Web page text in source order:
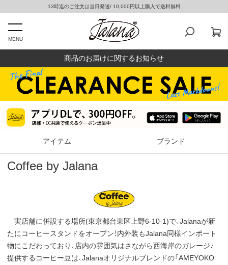
13時迄のご注文は当日発送/ 10,000円以上購入で送料無料
MENU
商品のお届けに関するお知らせ
アイテム ブランド
Coffee by Jalana
実店舗に併設する場所(東京都台東区上野6-10-1)で、Jalanaが新
たにコーヒースタンドをオープン！内外装もJalana同様インポート
物にこだわっており、店内の雰囲気はさながら西海岸のガレージ♪
提供するコーヒー豆は、Jalanaオリジナルブレンドの「AMEYOKO